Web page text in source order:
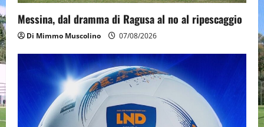
Messina, dal dramma di Ragusa al no al ripescaggio
Di Mimmo Muscolino 07/08/2026